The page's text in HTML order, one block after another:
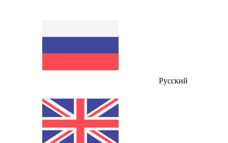
Русский